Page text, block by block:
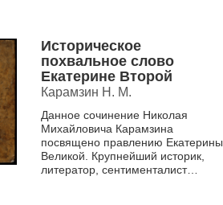
Историческое
похвальное слово
Екатерине Второй
Карамзин Н. М.
Данное сочинение Николая
Михайловича Карамзина
посвящено правлению Екатерины
Великой. Крупнейший историк,
литератор, сентименталист